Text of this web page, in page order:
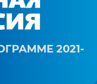
2021-